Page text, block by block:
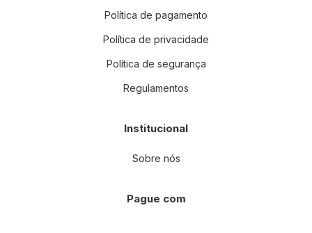
Política de pagamento
Política de privacidade
Política de segurança
Regulamentos
Institucional
Sobre nós
Pague com